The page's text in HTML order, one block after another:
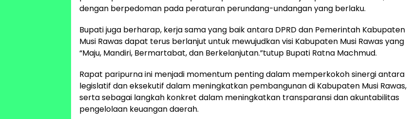
dengan berpedoman pada peraturan perundang-undangan yang berlaku.
Bupati juga berharap, kerja sama yang baik antara DPRD dan Pemerintah Kabupaten
Musi Rawas dapat terus berlanjut untuk mewujudkan visi Kabupaten Musi Rawas yang
“Maju, Mandiri, Bermartabat, dan Berkelanjutan.”tutup Bupati Ratna Machmud.
Rapat paripurna ini menjadi momentum penting dalam memperkokoh sinergi antara
legislatif dan eksekutif dalam meningkatkan pembangunan di Kabupaten Musi Rawas,
serta sebagai langkah konkret dalam meningkatkan transparansi dan akuntabilitas
pengelolaan keuangan daerah.